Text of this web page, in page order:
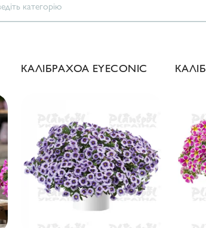
КАЛІБРАХОА EYECONIC